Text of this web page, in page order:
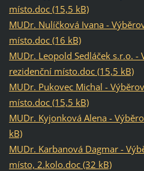
místo.doc (15,5 kB)
MUDr. Nulíčková Ivana -
místo.doc (16 kB)
MUDr. Leopold Sedláček s.r.o. -
rezidenční místo.doc (15,5 kB)
MUDr. Pukovec Michal -
místo.doc (15,5 kB)
MUDr. Kyjonková Alena -
kB)
MUDr. Karbanová Dagmar -
místo, 2.kolo.doc (32 kB)